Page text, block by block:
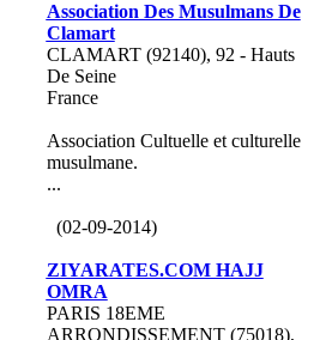
Association Des Musulmans De
Clamart
CLAMART (92140), 92 - Hauts
De Seine
France
Association Cultuelle et culturelle
musulmane.
...
(02-09-2014)
ZIYARATES.COM HAJJ
OMRA
PARIS 18EME
ARRONDISSEMENT (75018),